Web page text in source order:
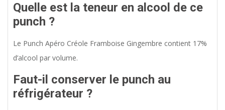
Quelle est la teneur en alcool de ce
punch ?
Le Punch Apéro Créole Framboise Gingembre contient 17%
d’alcool par volume.
Faut-il conserver le punch au
réfrigérateur ?